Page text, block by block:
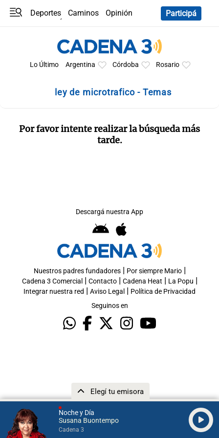
Noche y Día
Susana Buontempo
Cadena 3
Elegí tu emisora
Deportes Caminos
Opinión
Participá
Lo Último Argentina Córdoba Rosario
ley de microtrafico - Temas
Por favor intente realizar la búsqueda más
tarde.
Descargá nuestra App
Nuestros padres fundadores| Por siempre Mario|
Cadena 3 Comercial | Contacto| Cadena Heat | La Popu |
Integrar nuestra red | Aviso Legal | Política de Privacidad
Seguinos en